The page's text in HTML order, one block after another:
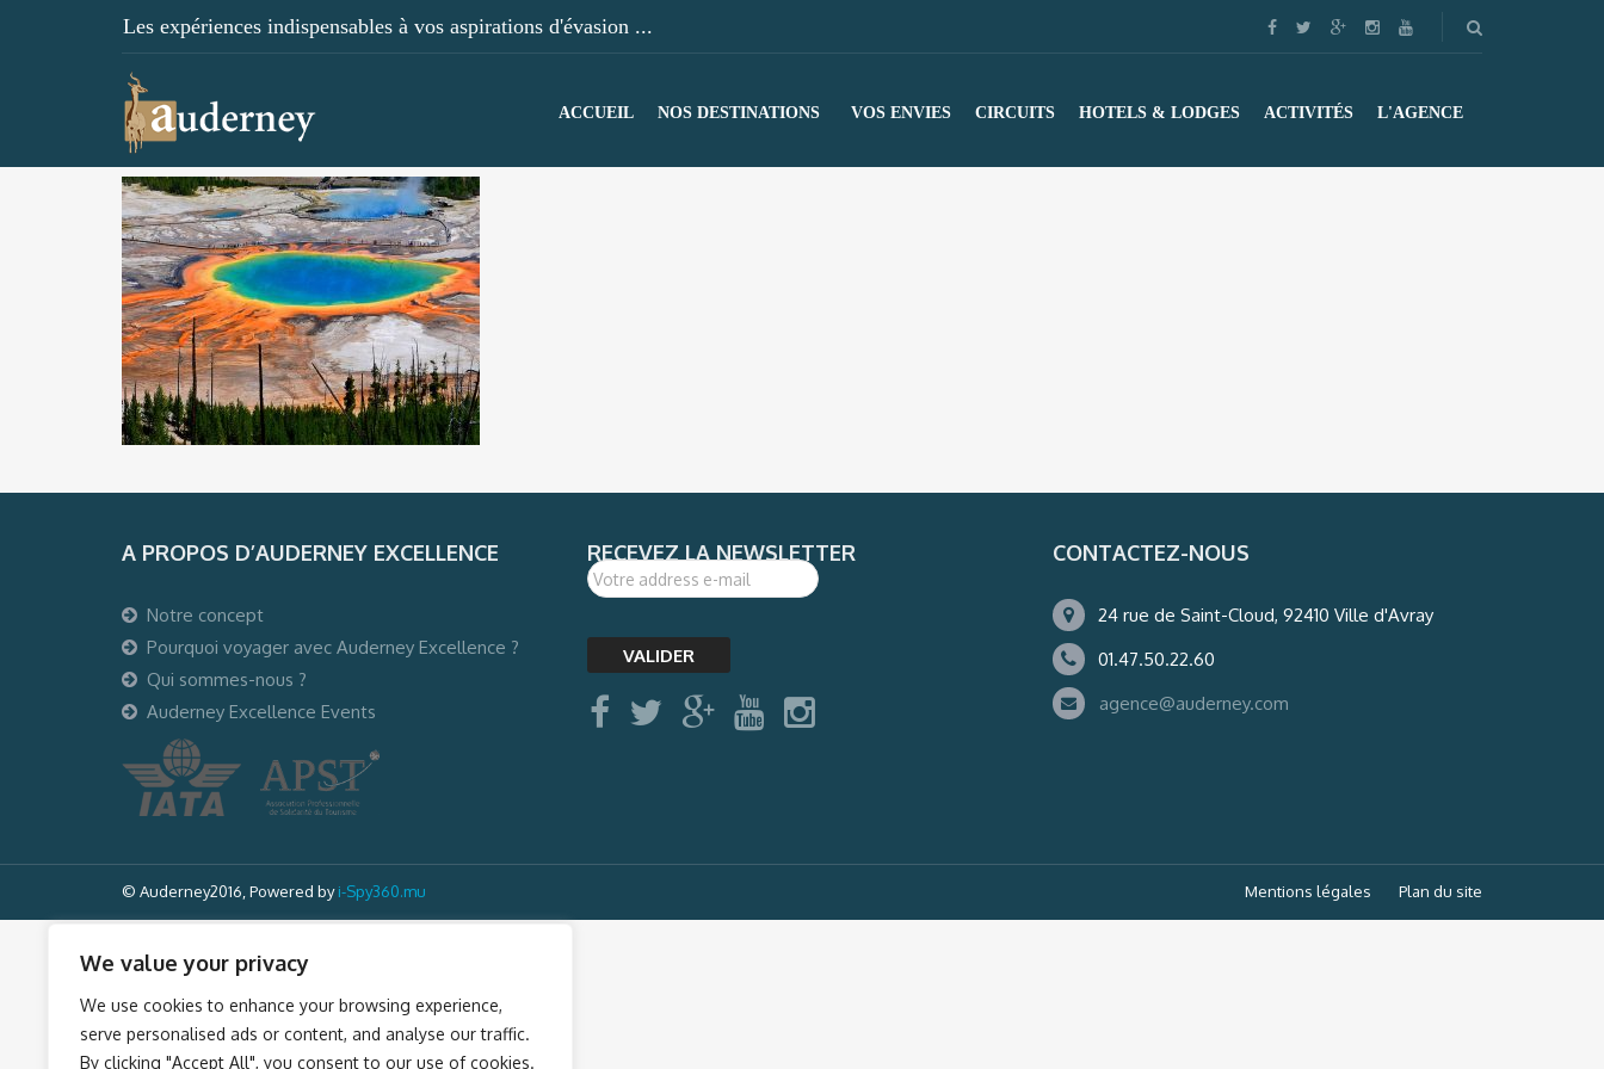
We value your privacy
We use cookies to enhance your browsing experience,
serve personalised ads or content, and analyse our traffic.
By clicking "Accept All", you consent to our use of cookies.
Les expériences indispensables à vos aspirations d'évasion ...
ACCUEIL NOS DESTINATIONS VOS ENVIES CIRCUITS HOTELS & LODGES ACTIVITÉS L'AGENCE
A PROPOS D’AUDERNEY EXCELLENCE
Notre concept
Pourquoi voyager avec Auderney Excellence ?
Qui sommes-nous ?
Auderney Excellence Events
RECEVEZ LA NEWSLETTER CONTACTEZ-NOUS
24 rue de Saint-Cloud, 92410 Ville d'Avray
01.47.50.22.60
agence@auderney.com
© Auderney2016, Powered byi-Spy360.mu Mentions légales Plan du site